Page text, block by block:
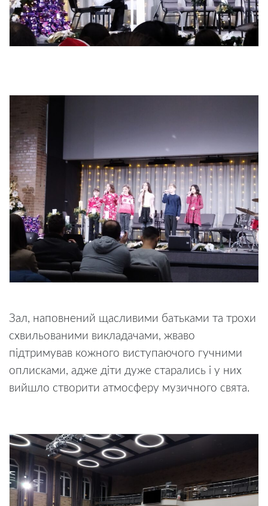
Зал, наповнений щасливими батьками та трохи
схвильованими викладачами, жваво
підтримував кожного виступаючого гучними
оплисками, адже діти дуже старались і у них
вийшло створити атмосферу музичного свята.